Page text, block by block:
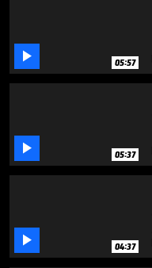
 05:57
 05:37
 04:37